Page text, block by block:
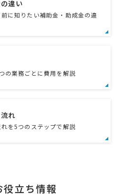
違い
に知りたい補助金・助成金の違
の業務ごとに費用を解説
れ
を5つのステップで解説
立ち情報